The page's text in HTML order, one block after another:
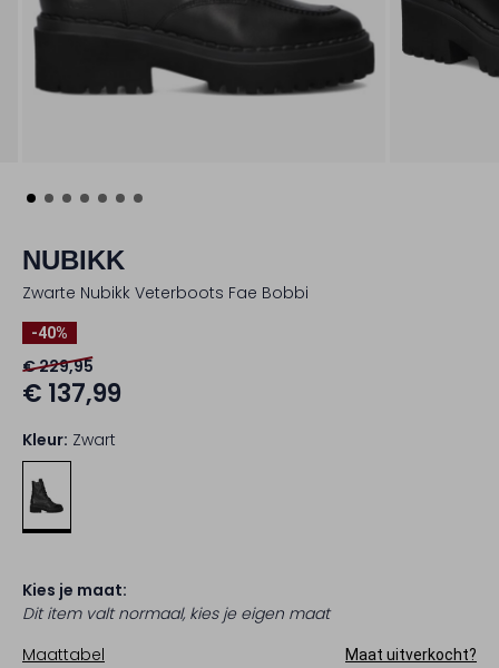
NUBIKK
Zwarte Nubikk Veterboots Fae Bobbi
-40%
€ 229,95
€ 137,99
Kleur: Zwart
Kies je maat:
Dit item valt normaal, kies je eigen maat
Maattabel
Maat uitverkocht?